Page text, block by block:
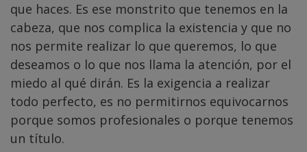
que haces. Es ese monstrito que tenemos en la
cabeza, que nos complica la existencia y que no
nos permite realizar lo que queremos, lo que
deseamos o lo que nos llama la atención, por el
miedo al qué dirán. Es la exigencia a realizar
todo perfecto, es no permitirnos equivocarnos
porque somos profesionales o porque tenemos
un título.